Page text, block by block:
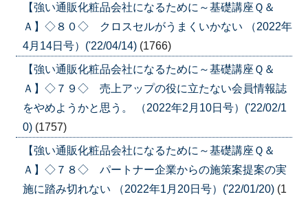
【強い通販化粧品会社になるために～基礎講座Ｑ＆
Ａ】◇８０◇ クロスセルがうまくいかない （2022年
4月14日号）('22/04/14) (1766)
【強い通販化粧品会社になるために～基礎講座Ｑ＆
Ａ】◇７９◇ 売上アップの役に立たない会員情報誌
をやめようかと思う。 （2022年2月10日号）('22/02/1
0) (1757)
【強い通販化粧品会社になるために～基礎講座Ｑ＆
Ａ】◇７８◇ パートナー企業からの施策案提案の実
施に踏み切れない （2022年1月20日号）('22/01/20) (1